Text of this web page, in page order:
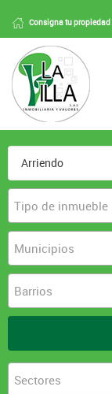
Consigna tu propiedad
Tipo de inmueble
Municipios
Barrios
Sectores